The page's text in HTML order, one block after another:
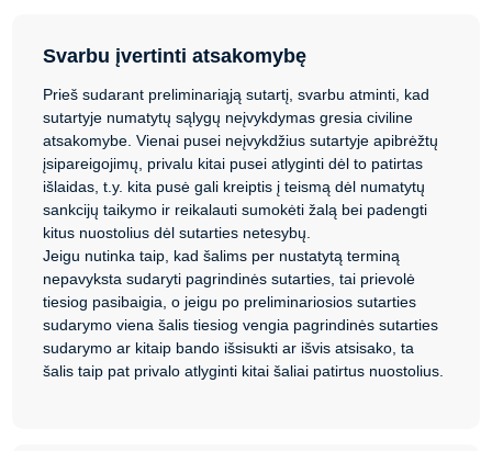
Svarbu įvertinti atsakomybę
Prieš sudarant preliminariąją sutartį, svarbu atminti, kad
sutartyje numatytų sąlygų neįvykdymas gresia civiline
atsakomybe. Vienai pusei neįvykdžius sutartyje apibrėžtų
įsipareigojimų, privalu kitai pusei atlyginti dėl to patirtas
išlaidas, t.y. kita pusė gali kreiptis į teismą dėl numatytų
sankcijų taikymo ir reikalauti sumokėti žalą bei padengti
kitus nuostolius dėl sutarties netesybų.
Jeigu nutinka taip, kad šalims per nustatytą terminą
nepavyksta sudaryti pagrindinės sutarties, tai prievolė
tiesiog pasibaigia, o jeigu po preliminariosios sutarties
sudarymo viena šalis tiesiog vengia pagrindinės sutarties
sudarymo ar kitaip bando išsisukti ar išvis atsisako, ta
šalis taip pat privalo atlyginti kitai šaliai patirtus nuostolius.